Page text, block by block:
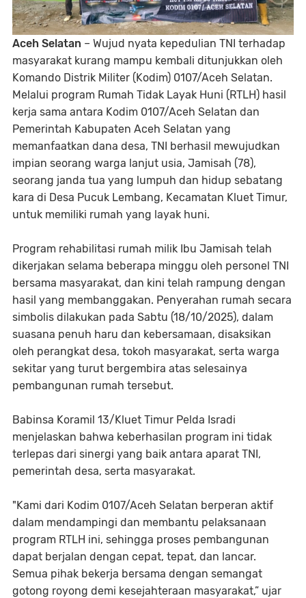
Aceh Selatan – Wujud nyata kepedulian TNI terhadap
masyarakat kurang mampu kembali ditunjukkan oleh
Komando Distrik Militer (Kodim) 0107/Aceh Selatan.
Melalui program Rumah Tidak Layak Huni (RTLH) hasil
kerja sama antara Kodim 0107/Aceh Selatan dan
Pemerintah Kabupaten Aceh Selatan yang
memanfaatkan dana desa, TNI berhasil mewujudkan
impian seorang warga lanjut usia, Jamisah (78),
seorang janda tua yang lumpuh dan hidup sebatang
kara di Desa Pucuk Lembang, Kecamatan Kluet Timur,
untuk memiliki rumah yang layak huni.
Program rehabilitasi rumah milik Ibu Jamisah telah
dikerjakan selama beberapa minggu oleh personel TNI
bersama masyarakat, dan kini telah rampung dengan
hasil yang membanggakan. Penyerahan rumah secara
simbolis dilakukan pada Sabtu (18/10/2025), dalam
suasana penuh haru dan kebersamaan, disaksikan
oleh perangkat desa, tokoh masyarakat, serta warga
sekitar yang turut bergembira atas selesainya
pembangunan rumah tersebut.
Babinsa Koramil 13/Kluet Timur Pelda Isradi
menjelaskan bahwa keberhasilan program ini tidak
terlepas dari sinergi yang baik antara aparat TNI,
pemerintah desa, serta masyarakat.
"Kami dari Kodim 0107/Aceh Selatan berperan aktif
dalam mendampingi dan membantu pelaksanaan
program RTLH ini, sehingga proses pembangunan
dapat berjalan dengan cepat, tepat, dan lancar.
Semua pihak bekerja bersama dengan semangat
gotong royong demi kesejahteraan masyarakat,” ujar